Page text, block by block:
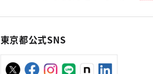
東京都公式SNS